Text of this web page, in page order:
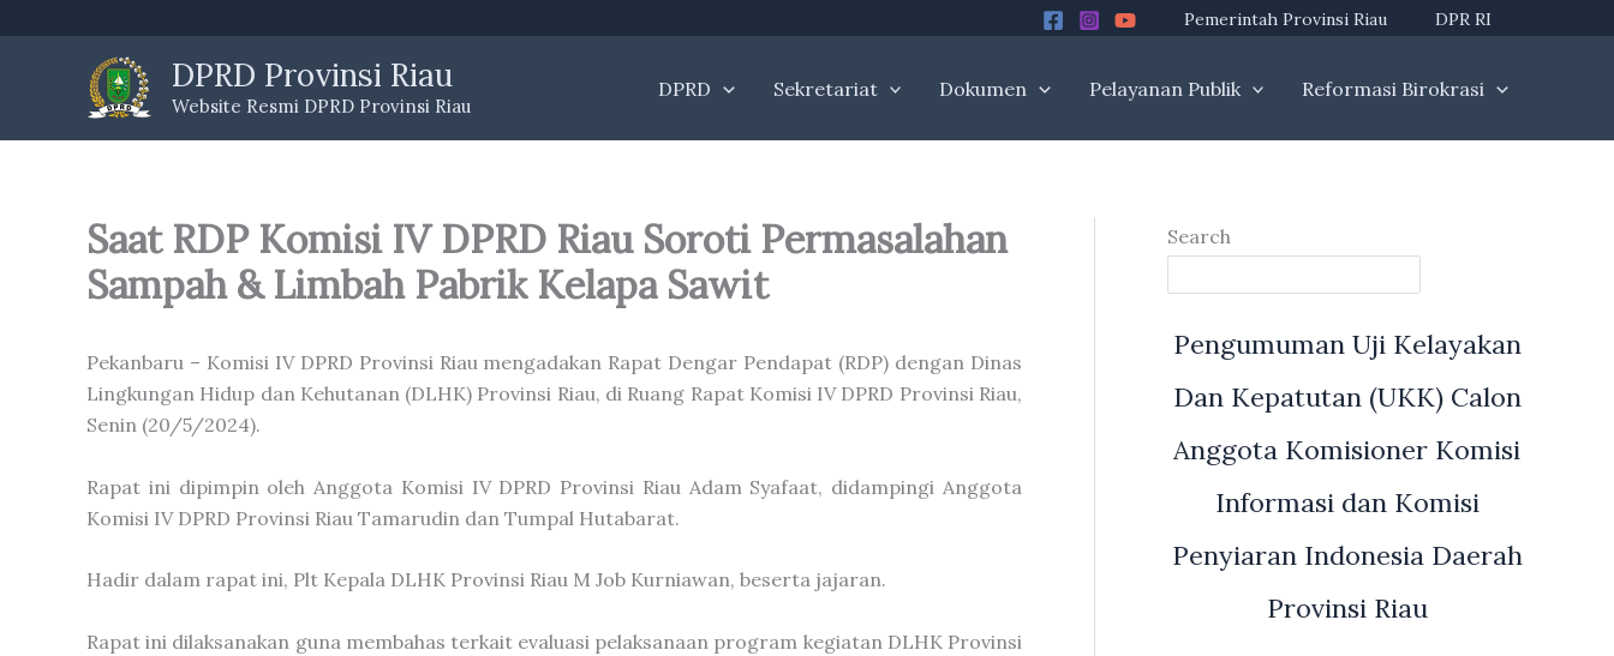
Pemerintah Provinsi Riau DPR RI
DPRD Provinsi Riau
Website Resmi DPRD Provinsi Riau
DPRD Sekretariat Dokumen Pelayanan Publik Reformasi Birokrasi
Saat RDP Komisi IV DPRD Riau Soroti Permasalahan
Sampah & Limbah Pabrik Kelapa Sawit
Pekanbaru – Komisi IV DPRD Provinsi Riau mengadakan Rapat Dengar Pendapat (RDP) dengan Dinas
Lingkungan Hidup dan Kehutanan (DLHK) Provinsi Riau, di Ruang Rapat Komisi IV DPRD Provinsi Riau,
Senin (20/5/2024).
Rapat ini dipimpin oleh Anggota Komisi IV DPRD Provinsi Riau Adam Syafaat, didampingi Anggota
Komisi IV DPRD Provinsi Riau Tamarudin dan Tumpal Hutabarat.
Hadir dalam rapat ini, Plt Kepala DLHK Provinsi Riau M Job Kurniawan, beserta jajaran.
Rapat ini dilaksanakan guna membahas terkait evaluasi pelaksanaan program kegiatan DLHK Provinsi
Search
Pengumuman Uji Kelayakan
Dan Kepatutan (UKK) Calon
Anggota Komisioner Komisi
Informasi dan Komisi
Penyiaran Indonesia Daerah
Provinsi Riau